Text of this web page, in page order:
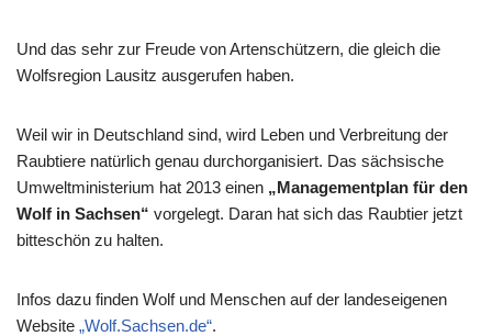
Und das sehr zur Freude von Artenschützern, die gleich die
Wolfsregion Lausitz ausgerufen haben.
Weil wir in Deutschland sind, wird Leben und Verbreitung der
Raubtiere natürlich genau durchorganisiert. Das sächsische
Umweltministerium hat 2013 einen „Managementplan für den
Wolf in Sachsen“ vorgelegt. Daran hat sich das Raubtier jetzt
bitteschön zu halten.
Infos dazu finden Wolf und Menschen auf der landeseigenen
Website „Wolf.Sachsen.de“.